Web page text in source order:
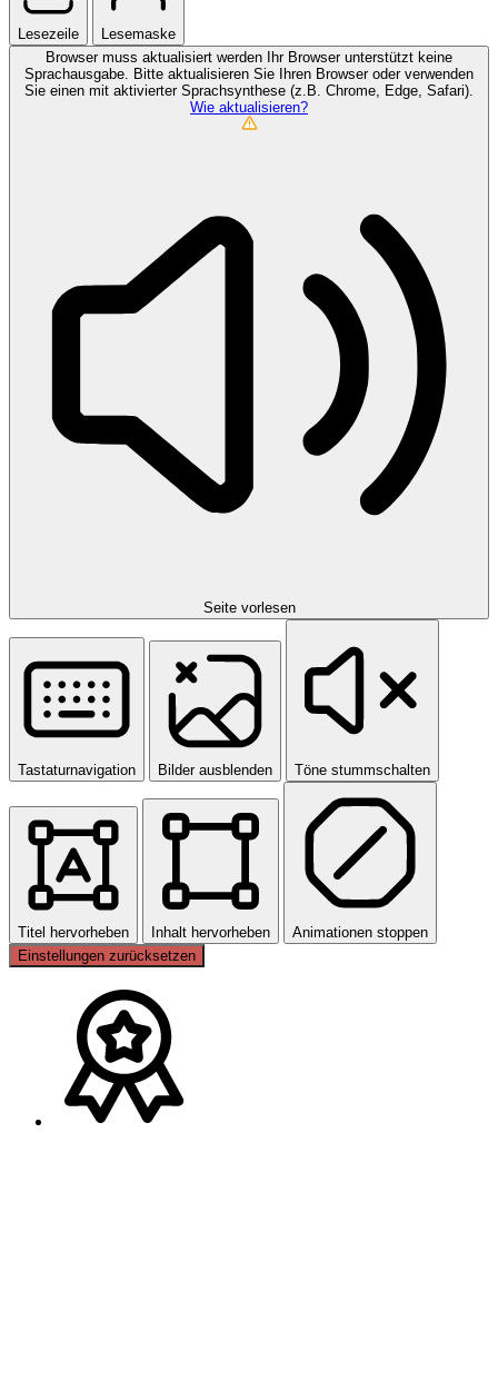
Lesezeile
Lesemaske
Browser muss aktualisiert werden
Ihr Browser unterstützt keine
Sprachausgabe. Bitte aktualisieren Sie Ihren Browser oder verwenden
Sie einen mit aktivierter Sprachsynthese (z.B. Chrome, Edge, Safari).
Wie aktualisieren?
Seite vorlesen
Tastaturnavigation Bilder ausblenden Töne stummschalten
Titel hervorheben Inhalt hervorheben
Animationen stoppen
Einstellungen zurücksetzen